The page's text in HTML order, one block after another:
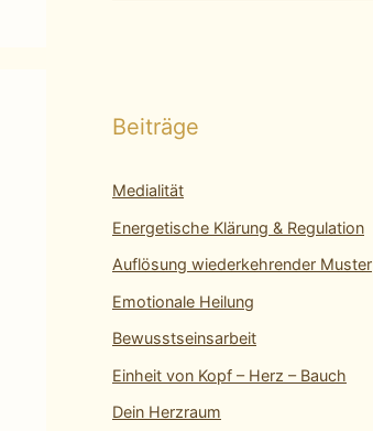
Beiträge
Medialität
Energetische Klärung & Regulation
Auflösung wiederkehrender Muster
Emotionale Heilung
Bewusstseinsarbeit
Einheit von Kopf – Herz – Bauch
Dein Herzraum